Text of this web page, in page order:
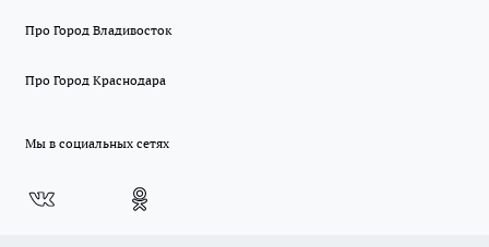
Про Город Владивосток
Про Город Краснодара
Мы в социальных сетях